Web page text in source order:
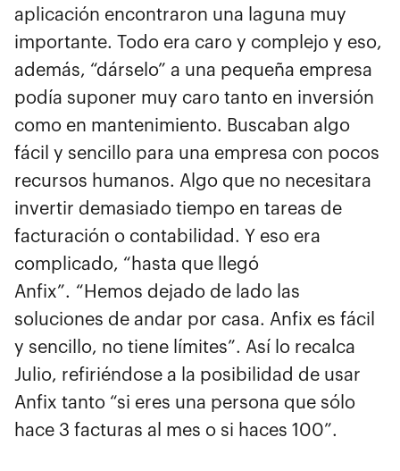
aplicación encontraron una laguna muy
importante. Todo era caro y complejo y eso,
además, “dárselo” a una pequeña empresa
podía suponer muy caro tanto en inversión
como en mantenimiento. Buscaban algo
fácil y sencillo para una empresa con pocos
recursos humanos. Algo que no necesitara
invertir demasiado tiempo en tareas de
facturación o contabilidad. Y eso era
complicado, “hasta que llegó
Anfix”. “Hemos dejado de lado las
soluciones de andar por casa. Anfix es fácil
y sencillo, no tiene límites”. Así lo recalca
Julio, refiriéndose a la posibilidad de usar
Anfix tanto “si eres una persona que sólo
hace 3 facturas al mes o si haces 100”.